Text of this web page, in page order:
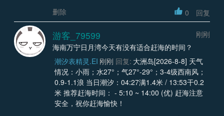
删除
0 回复
游客_79599
刚刚
海南万宁日月湾今天有没有适合赶海的时间？
潮汐表精灵.EI 刚刚 回复: 大洲岛[2026-8-8] 天气
情况：小雨；水27°；气27°-29°；3-4级西南风；
0.9-1.1浪 当日潮汐：04:27满1.4米 / 13:53干0.2
米 推荐赶海时间： - 5:10 ~ 14:00 (优) 赶海注意
安全，祝你赶海愉快！